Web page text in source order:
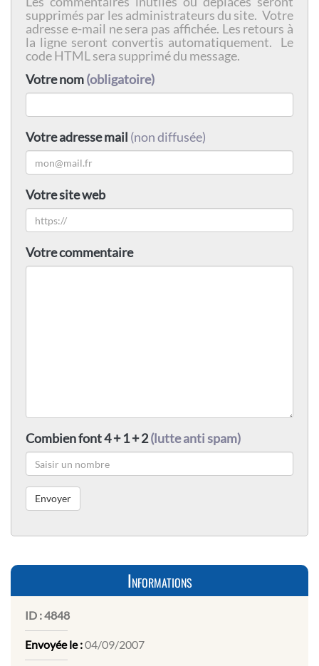
supprimés par les administrateurs du site. Votre
adresse e-mail ne sera pas affichée. Les retours à
la ligne seront convertis automatiquement. Le
code HTML sera supprimé du message.
Votre nom(obligatoire)
Votre adresse mail (non diffusée)
Votre site web
Votre commentaire
Combien font 4 + 1 + 2(lutte anti spam)
Informations
ID :4848
Envoyée le :04/09/2007